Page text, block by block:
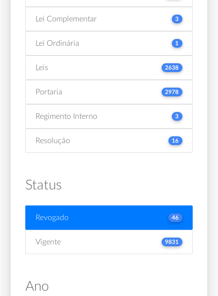
Lei Complementar 3
Lei Ordinária 1
Leis 2638
Portaria 2978
Regimento Interno 3
Resolução 16
Status
Revogado 46
Vigente 9831
Ano